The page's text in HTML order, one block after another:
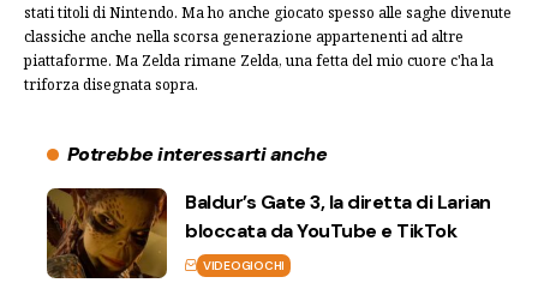
stati titoli di Nintendo. Ma ho anche giocato spesso alle saghe divenute
classiche anche nella scorsa generazione appartenenti ad altre
piattaforme. Ma Zelda rimane Zelda, una fetta del mio cuore c'ha la
triforza disegnata sopra.
Potrebbe interessarti anche
Baldur’s Gate 3, la diretta di Larian
bloccata da YouTube e TikTok
VIDEOGIOCHI